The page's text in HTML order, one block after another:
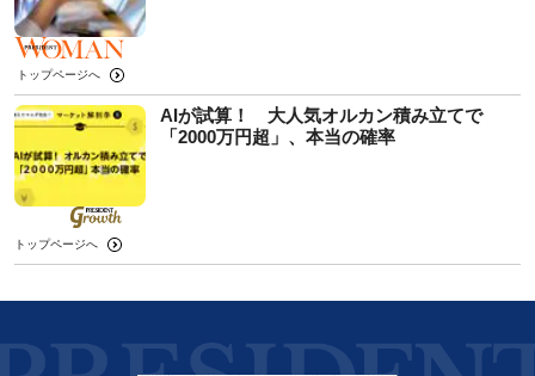
トップページへ
AIが試算！ 大人気オルカン積み立てで
「2000万円超」、本当の確率
トップページへ